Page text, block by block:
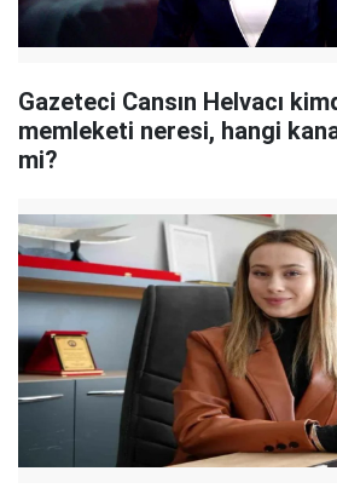
Gazeteci Cansın Helvacı
memleketi neresi, hangi
mi?